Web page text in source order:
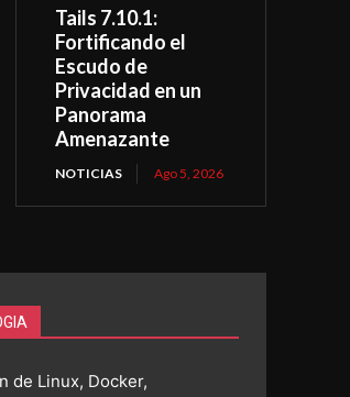
Tails 7.10.1:
Fortificando el
Escudo de
Privacidad en un
Panorama
Amenazante
NOTICIAS Ago 5, 2026
de Linux, Docker,